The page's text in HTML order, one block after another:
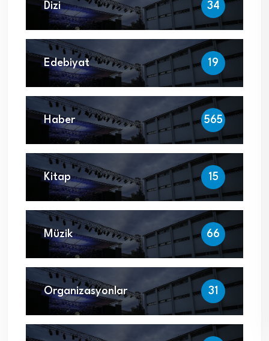
Dizi 34
Edebiyat 19
Haber 565
Kitap 15
Müzik 66
Organizasyonlar 31